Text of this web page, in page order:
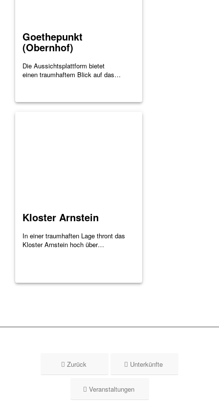
Goethepunkt
(Obernhof)
Die Aussichtsplattform bietet
einen traumhaftem Blick auf das…
Kloster Arnstein
In einer traumhaften Lage thront das
Kloster Arnstein hoch über…
Zurück Unterkünfte
Veranstaltungen